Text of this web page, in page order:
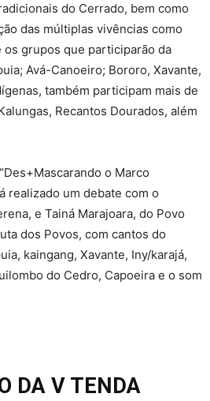
do Cerrado, bem como
das múltiplas vivências como
grupos que participarão da
Avá-Canoeiro; Bororo, Xavante,
também participam mais de
Recantos Dourados, além
o Marco
realizado um debate com o
e Tainá Marajoara, do Povo
dos Povos, com cantos do
kaingang, Xavante, Iny/karajá,
do Cedro, Capoeira e o som
DA V TENDA